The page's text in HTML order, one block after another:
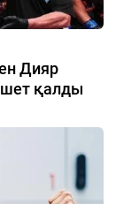
Дияр
шет қалды